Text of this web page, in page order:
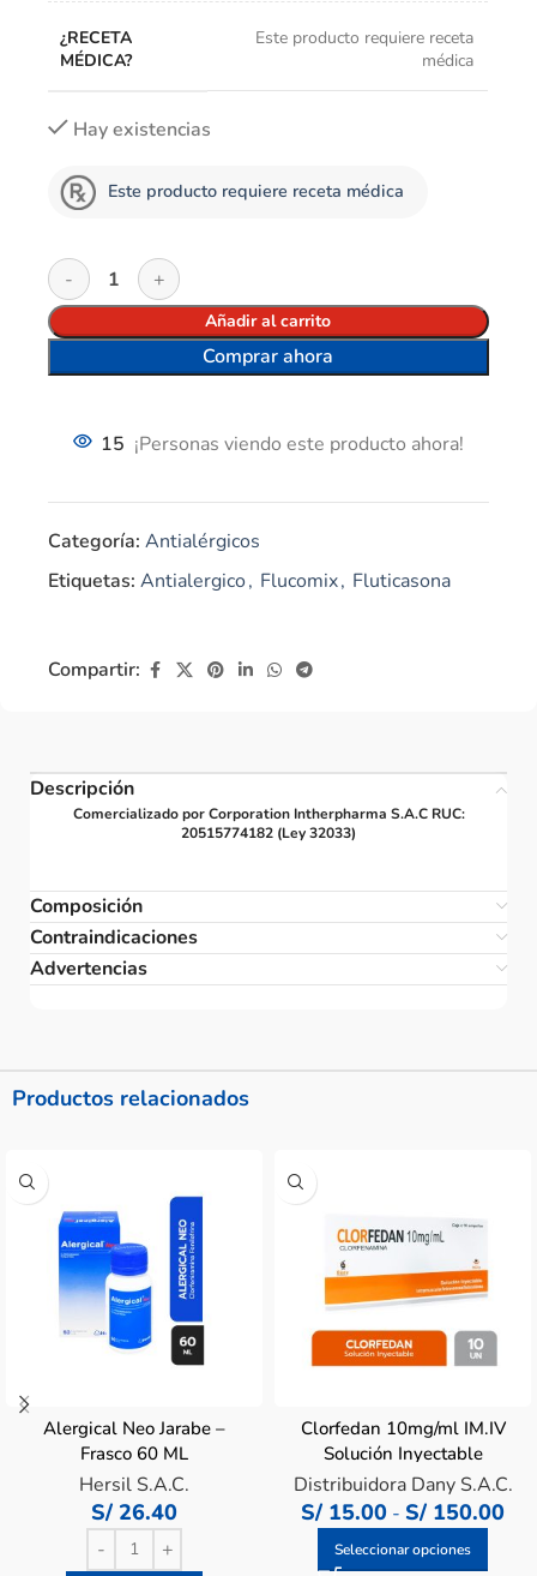
¿RECETA
MÉDICA?
Este producto requiere receta
médica
Hay existencias
Este producto requiere receta médica
Añadir al carrito
Comprar ahora
15 ¡Personas viendo este producto ahora!
Categoría: Antialérgicos
Etiquetas: Antialergico, Flucomix, Fluticasona
Compartir:
Descripción
Comercializado por Corporation Intherpharma S.A.C RUC:
20515774182 (Ley 32033)
Composición
Contraindicaciones
Advertencias
Productos relacionados
Alergical Neo Jarabe –
Frasco 60 ML
Hersil S.A.C.
S/ 26.40
Clorfedan 10mg/ml IM.IV
Solución Inyectable
Distribuidora Dany S.A.C.
S/ 15.00 - S/ 150.00
Seleccionar opciones